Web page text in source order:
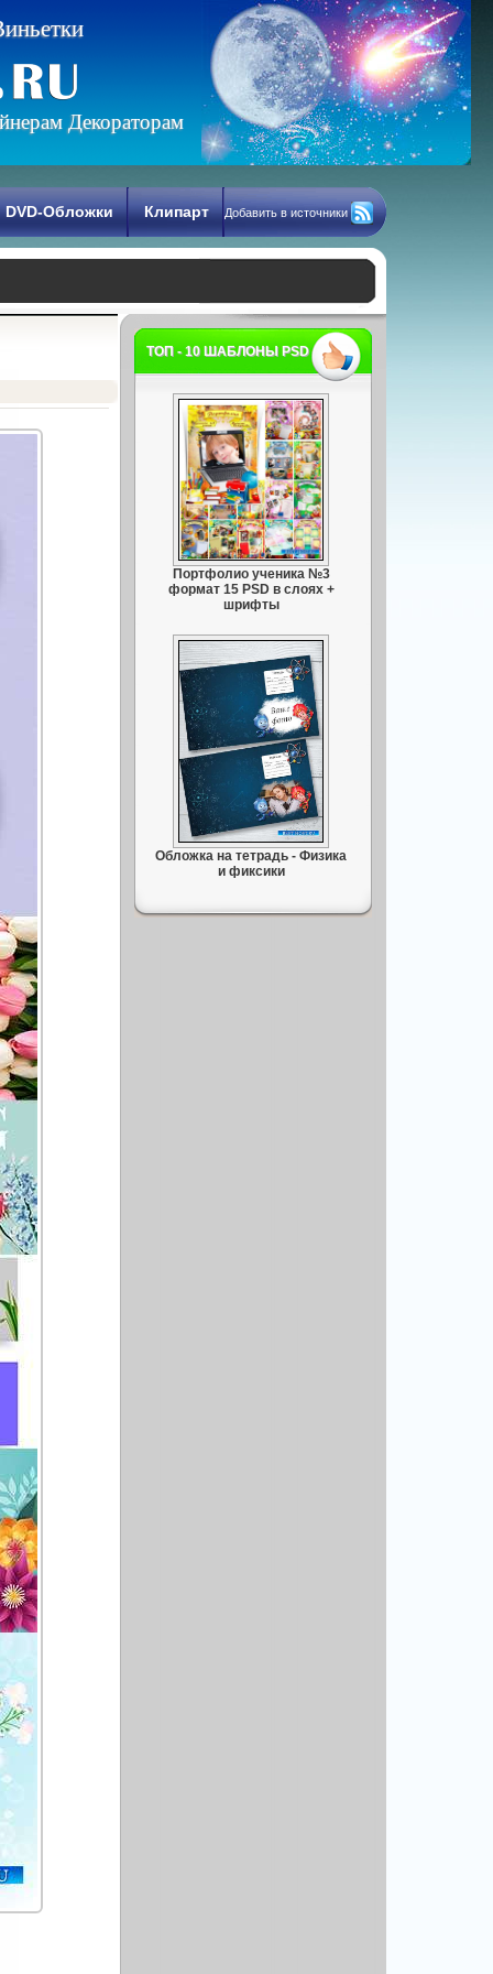
иньетки
Декораторам
DVD-Обложки Клипарт Добавить в источники
ТОП - 10 ШАБЛОНЫ PSD
Портфолио ученика №3
формат 15 PSD в слоях +
шрифты
Обложка на тетрадь - Физика
и фиксики